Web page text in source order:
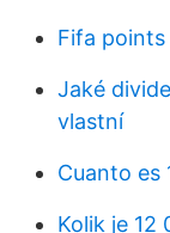
Fifa
Jaké
vlastní
Cuanto es
Kolik je 12